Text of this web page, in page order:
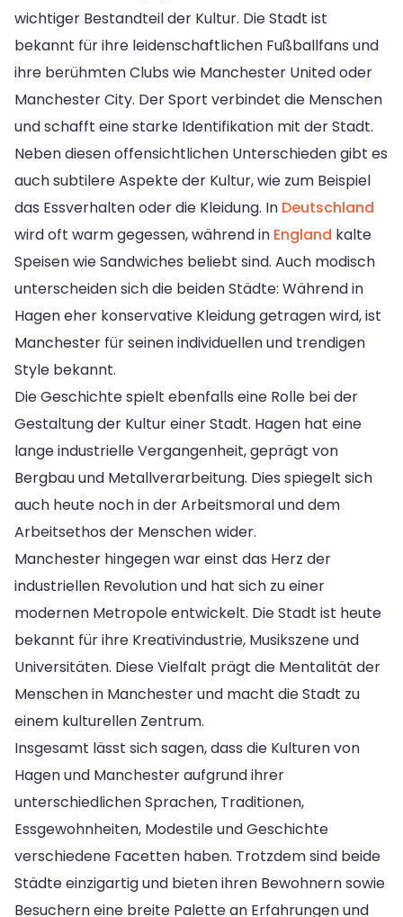
wichtiger Bestandteil der Kultur. Die Stadt ist
bekannt für ihre leidenschaftlichen Fußballfans und
ihre berühmten Clubs wie Manchester United oder
Manchester City. Der Sport verbindet die Menschen
und schafft eine starke Identifikation mit der Stadt.
Neben diesen offensichtlichen Unterschieden gibt es
auch subtilere Aspekte der Kultur, wie zum Beispiel
das Essverhalten oder die Kleidung. In Deutschland
wird oft warm gegessen, während in England kalte
Speisen wie Sandwiches beliebt sind. Auch modisch
unterscheiden sich die beiden Städte: Während in
Hagen eher konservative Kleidung getragen wird, ist
Manchester für seinen individuellen und trendigen
Style bekannt.
Die Geschichte spielt ebenfalls eine Rolle bei der
Gestaltung der Kultur einer Stadt. Hagen hat eine
lange industrielle Vergangenheit, geprägt von
Bergbau und Metallverarbeitung. Dies spiegelt sich
auch heute noch in der Arbeitsmoral und dem
Arbeitsethos der Menschen wider.
Manchester hingegen war einst das Herz der
industriellen Revolution und hat sich zu einer
modernen Metropole entwickelt. Die Stadt ist heute
bekannt für ihre Kreativindustrie, Musikszene und
Universitäten. Diese Vielfalt prägt die Mentalität der
Menschen in Manchester und macht die Stadt zu
einem kulturellen Zentrum.
Insgesamt lässt sich sagen, dass die Kulturen von
Hagen und Manchester aufgrund ihrer
unterschiedlichen Sprachen, Traditionen,
Essgewohnheiten, Modestile und Geschichte
verschiedene Facetten haben. Trotzdem sind beide
Städte einzigartig und bieten ihren Bewohnern sowie
Besuchern eine breite Palette an Erfahrungen und